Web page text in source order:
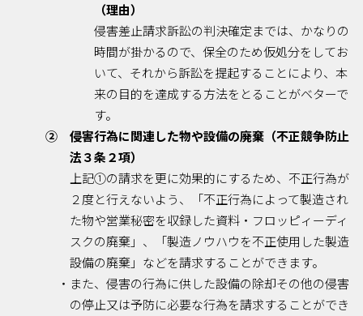
（理由）
侵害差止請求訴訟の判決確定までは、かなりの
時間が掛かるので、保全のため仮処分をしてお
いて、それから訴訟を提起することにより、本
来の目的を達成する方法をとることがベターで
す。
② 侵害行為に関連した物や設備の廃棄（不正競争防止
法３条２項）
上記①の請求を更に効果的にするため、不正行為が
２度と行えないよう、「不正行為によって製造され
た物や営業秘密を収録した資料・フロッピィーディ
スクの廃棄」、「製造ノウハウを不正使用した製造
設備の廃棄」などを請求することができます。
・また、侵害の行為に供した設備の除却その他の侵害
の停止又は予防に必要な行為を請求することができ